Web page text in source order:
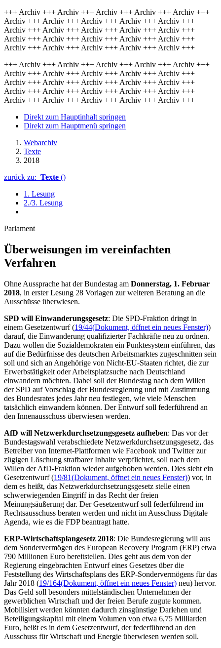
+++ Archiv +++ Archiv +++ Archiv +++ Archiv +++ Archiv +++
Archiv +++ Archiv +++ Archiv +++ Archiv +++ Archiv +++
Archiv +++ Archiv +++ Archiv +++ Archiv +++ Archiv +++
Archiv +++ Archiv +++ Archiv +++ Archiv +++ Archiv +++
Archiv +++ Archiv +++ Archiv +++ Archiv +++ Archiv +++
+++ Archiv +++ Archiv +++ Archiv +++ Archiv +++ Archiv +++
Archiv +++ Archiv +++ Archiv +++ Archiv +++ Archiv +++
Archiv +++ Archiv +++ Archiv +++ Archiv +++ Archiv +++
Archiv +++ Archiv +++ Archiv +++ Archiv +++ Archiv +++
Archiv +++ Archiv +++ Archiv +++ Archiv +++ Archiv +++
Direkt zum Hauptinhalt springen
Direkt zum Hauptmenü springen
Webarchiv
Texte
2018
zurück zu: Texte ()
1. Lesung
2./3. Lesung
Parlament
Überweisungen im vereinfachten
Verfahren
Ohne Aussprache hat der Bundestag am Donnerstag, 1. Februar
2018, in erster Lesung 28 Vorlagen zur weiteren Beratung an die
Ausschüsse überwiesen.
SPD will Einwanderungsgesetz: Die SPD-Fraktion dringt in
einem Gesetzentwurf (19/44(Dokument, öffnet ein neues Fenster))
darauf, die Einwanderung qualifizierter Fachkräfte neu zu ordnen.
Dazu wollen die Sozialdemokraten ein Punktesystem einführen, das
auf die Bedürfnisse des deutschen Arbeitsmarktes zugeschnitten sein
soll und sich an Angehörige von Nicht-EU-Staaten richtet, die zur
Erwerbstätigkeit oder Arbeitsplatzsuche nach Deutschland
einwandern möchten. Dabei soll der Bundestag nach dem Willen
der SPD auf Vorschlag der Bundesregierung und mit Zustimmung
des Bundesrates jedes Jahr neu festlegen, wie viele Menschen
tatsächlich einwandern können. Der Entwurf soll federführend an
den Innenausschuss überwiesen werden.
AfD will Netzwerkdurchsetzungsgesetz aufheben: Das vor der
Bundestagswahl verabschiedete Netzwerkdurchsetzungsgesetz, das
Betreiber von Internet-Plattformen wie Facebook und Twitter zur
zügigen Löschung strafbarer Inhalte verpflichtet, soll nach dem
Willen der AfD-Fraktion wieder aufgehoben werden. Dies sieht ein
Gesetzentwurf (19/81(Dokument, öffnet ein neues Fenster)) vor, in
dem es heißt, das Netzwerkdurchsetzungsgesetz stelle einen
schwerwiegenden Eingriff in das Recht der freien
Meinungsäußerung dar. Der Gesetzentwurf soll federführend im
Rechtsausschuss beraten werden und nicht im Ausschuss Digitale
Agenda, wie es die FDP beantragt hatte.
ERP-Wirtschaftsplangesetz 2018: Die Bundesregierung will aus
dem Sondervermögen des European Recovery Program (ERP) etwa
790 Millionen Euro bereitstellen. Dies geht aus dem von der
Regierung eingebrachten Entwurf eines Gesetzes über die
Feststellung des Wirtschaftsplans des ERP-Sondervermögens für das
Jahr 2018 (19/164(Dokument, öffnet ein neues Fenster) neu) hervor.
Das Geld soll besonders mittelständischen Unternehmen der
gewerblichen Wirtschaft und der freien Berufe zugute kommen.
Mobilisiert werden könnten dadurch zinsgünstige Darlehen und
Beteiligungskapital mit einem Volumen von etwa 6,75 Milliarden
Euro, heißt es in dem Gesetzentwurf, der federführend an den
Ausschuss für Wirtschaft und Energie überwiesen werden soll.